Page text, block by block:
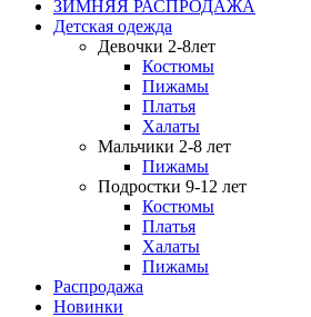
ЗИМНЯЯ РАСПРОДАЖА
Детская одежда
Девочки 2-8лет
Костюмы
Пижамы
Платья
Халаты
Мальчики 2-8 лет
Пижамы
Подростки 9-12 лет
Костюмы
Платья
Халаты
Пижамы
Распродажа
Новинки